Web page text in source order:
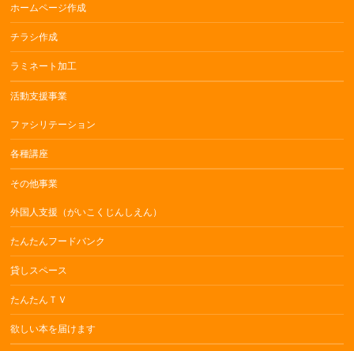
ホームページ作成
チラシ作成
ラミネート加工
活動支援事業
ファシリテーション
各種講座
その他事業
外国人支援（がいこくじんしえん）
たんたんフードバンク
貸しスペース
たんたんＴＶ
欲しい本を届けます